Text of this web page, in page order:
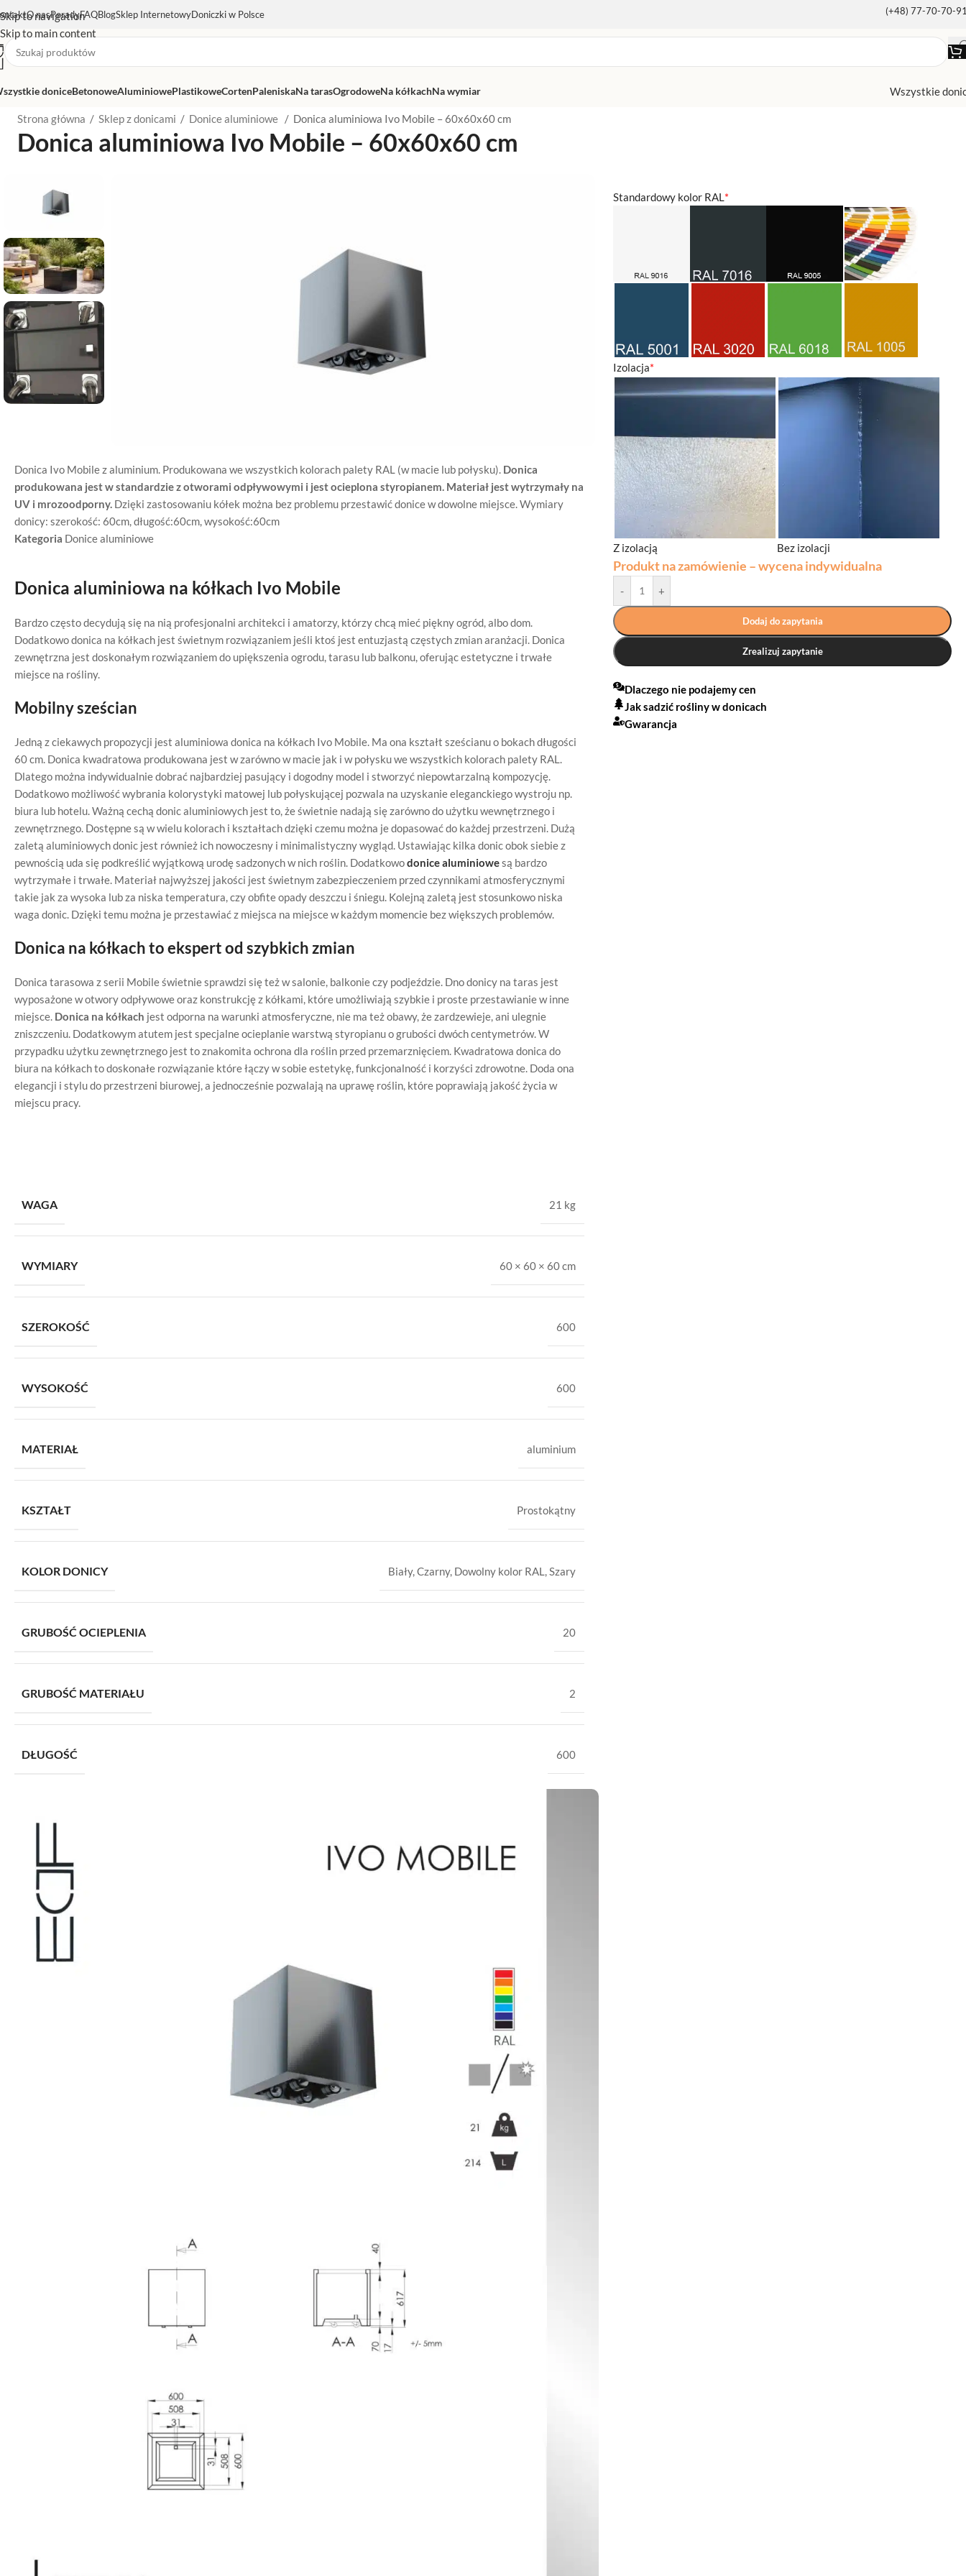
Skip to navigation
Skip to main content
O nasPoradyFAQBlogSklep InternetowyDoniczki w Polsce (+48) 77-70-70-
doniceBetonoweAluminiowePlastikoweCortenPaleniskaNa tarasOgrodoweNa kółkachNa wymiar Wszystkie
Strona główna / Sklep z donicami / Donice aluminiowe / Donica aluminiowa Ivo Mobile – 60x60x60 cm
Donica aluminiowa Ivo Mobile – 60x60x60 cm
Donica Ivo Mobile z aluminium. Produkowana we wszystkich kolorach palety RAL (w macie lub połysku). Donica
produkowana jest w standardzie z otworami odpływowymi i jest ocieplona styropianem. Materiał jest wytrzymały na
UV i mrozoodporny. Dzięki zastosowaniu kółek można bez problemu przestawić donice w dowolne miejsce. Wymiary
donicy: szerokość: 60cm, długość:60cm, wysokość:60cm
Kategoria Donice aluminiowe
Donica aluminiowa na kółkach Ivo Mobile
Bardzo często decydują się na nią profesjonalni architekci i amatorzy, którzy chcą mieć piękny ogród, albo dom.
Dodatkowo donica na kółkach jest świetnym rozwiązaniem jeśli ktoś jest entuzjastą częstych zmian aranżacji. Donica
zewnętrzna jest doskonałym rozwiązaniem do upiększenia ogrodu, tarasu lub balkonu, oferując estetyczne i trwałe
miejsce na rośliny.
Mobilny sześcian
Jedną z ciekawych propozycji jest aluminiowa donica na kółkach Ivo Mobile. Ma ona kształt sześcianu o bokach długości
60 cm. Donica kwadratowa produkowana jest w zarówno w macie jak i w połysku we wszystkich kolorach palety RAL.
Dlatego można indywidualnie dobrać najbardziej pasujący i dogodny model i stworzyć niepowtarzalną kompozycję.
Dodatkowo możliwość wybrania kolorystyki matowej lub połyskującej pozwala na uzyskanie eleganckiego wystroju np.
biura lub hotelu. Ważną cechą donic aluminiowych jest to, że świetnie nadają się zarówno do użytku wewnętrznego i
zewnętrznego. Dostępne są w wielu kolorach i kształtach dzięki czemu można je dopasować do każdej przestrzeni. Dużą
zaletą aluminiowych donic jest również ich nowoczesny i minimalistyczny wygląd. Ustawiając kilka donic obok siebie z
pewnością uda się podkreślić wyjątkową urodę sadzonych w nich roślin. Dodatkowodonice aluminiowesą bardzo
wytrzymałe i trwałe. Materiał najwyższej jakości jest świetnym zabezpieczeniem przed czynnikami atmosferycznymi
takie jak za wysoka lub za niska temperatura, czy obfite opady deszczu i śniegu. Kolejną zaletą jest stosunkowo niska
waga donic. Dzięki temu można je przestawiać z miejsca na miejsce w każdym momencie bez większych problemów.
Donica na kółkach to ekspert od szybkich zmian
Donica tarasowa z serii Mobile świetnie sprawdzi się też w salonie, balkonie czy podjeździe. Dno donicy na taras jest
wyposażone w otwory odpływowe oraz konstrukcję z kółkami, które umożliwiają szybkie i proste przestawianie w inne
miejsce. Donica na kółkach jest odporna na warunki atmosferyczne, nie ma też obawy, że zardzewieje, ani ulegnie
zniszczeniu. Dodatkowym atutem jest specjalne ocieplanie warstwą styropianu o grubości dwóch centymetrów. W
przypadku użytku zewnętrznego jest to znakomita ochrona dla roślin przed przemarznięciem. Kwadratowa donica do
biura na kółkach to doskonałe rozwiązanie które łączy w sobie estetykę, funkcjonalność i korzyści zdrowotne. Doda ona
elegancji i stylu do przestrzeni biurowej, a jednocześnie pozwalają na uprawę roślin, które poprawiają jakość życia w
miejscu pracy.
WAGA 21 kg
WYMIARY 60 × 60 × 60 cm
SZEROKOŚĆ 600
WYSOKOŚĆ 600
MATERIAŁ aluminium
KSZTAŁT Prostokątny
KOLOR DONICY Biały,Czarny, Dowolny kolor RAL,Szary
GRUBOŚĆ OCIEPLENIA 20
GRUBOŚĆ MATERIAŁU 2
DŁUGOŚĆ 600
*
Standardowy kolor RAL
*
Izolacja
Z izolacją Bez izolacji
Produkt na zamówienie – wycena indywidualna
- +
Dodaj do zapytania
Zrealizuj zapytanie
Dlaczego nie podajemy cen
Jak sadzić rośliny w donicach
Gwarancja